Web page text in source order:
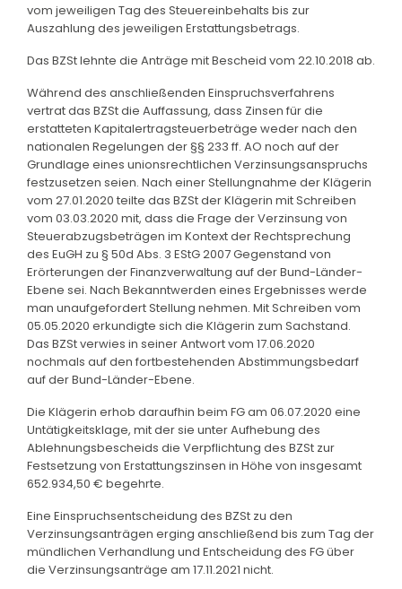
vom jeweiligen Tag des Steuereinbehalts bis zur
Auszahlung des jeweiligen Erstattungsbetrags.
Das BZSt lehnte die Anträge mit Bescheid vom 22.10.2018 ab.
Während des anschließenden Einspruchsverfahrens
vertrat das BZSt die Auffassung, dass Zinsen für die
erstatteten Kapitalertragsteuerbeträge weder nach den
nationalen Regelungen der §§ 233 ff. AO noch auf der
Grundlage eines unionsrechtlichen Verzinsungsanspruchs
festzusetzen seien. Nach einer Stellungnahme der Klägerin
vom 27.01.2020 teilte das BZSt der Klägerin mit Schreiben
vom 03.03.2020 mit, dass die Frage der Verzinsung von
Steuerabzugsbeträgen im Kontext der Rechtsprechung
des EuGH zu § 50d Abs. 3 EStG 2007 Gegenstand von
Erörterungen der Finanzverwaltung auf der Bund-Länder-
Ebene sei. Nach Bekanntwerden eines Ergebnisses werde
man unaufgefordert Stellung nehmen. Mit Schreiben vom
05.05.2020 erkundigte sich die Klägerin zum Sachstand.
Das BZSt verwies in seiner Antwort vom 17.06.2020
nochmals auf den fortbestehenden Abstimmungsbedarf
auf der Bund-Länder-Ebene.
Die Klägerin erhob daraufhin beim FG am 06.07.2020 eine
Untätigkeitsklage, mit der sie unter Aufhebung des
Ablehnungsbescheids die Verpflichtung des BZSt zur
Festsetzung von Erstattungszinsen in Höhe von insgesamt
652.934,50 € begehrte.
Eine Einspruchsentscheidung des BZSt zu den
Verzinsungsanträgen erging anschließend bis zum Tag der
mündlichen Verhandlung und Entscheidung des FG über
die Verzinsungsanträge am 17.11.2021 nicht.